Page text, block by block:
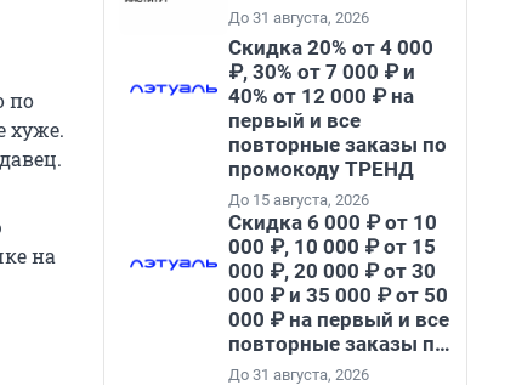
по
хуже.
на
До 31 августа, 2026
Скидка 20% от 4 000
₽, 30% от 7 000 ₽ и
40% от 12 000 ₽ на
первый и все
повторные заказы по
промокоду ТРЕНД
До 15 августа, 2026
Скидка 6 000 ₽ от 10
000 ₽, 10 000 ₽ от 15
000 ₽, 20 000 ₽ от 30
000 ₽ и 35 000 ₽ от 50
000 ₽ на первый и все
повторные заказы по
промокоду НАБЕРИ
До 31 августа, 2026